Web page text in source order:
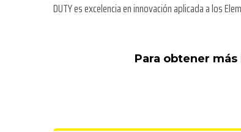
DUTY es excelencia en innovación aplicada a los
Para obtener